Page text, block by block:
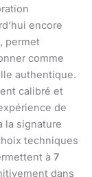
encore
permet
comme
authentique.
calibré et
de
la signature
techniques
à 7
dans